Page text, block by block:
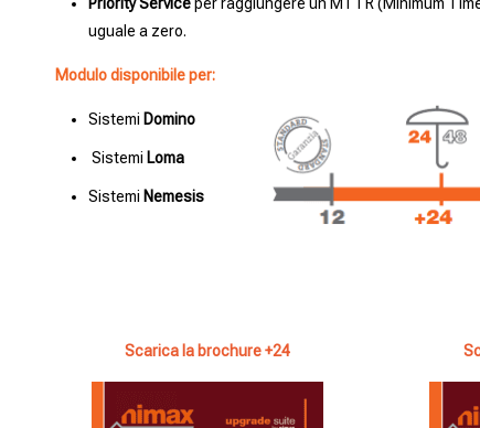
uguale a zero.
Modulo disponibile per:
Sistemi Domino
Sistemi Loma
Sistemi Nemesis
Scarica la brochure +24